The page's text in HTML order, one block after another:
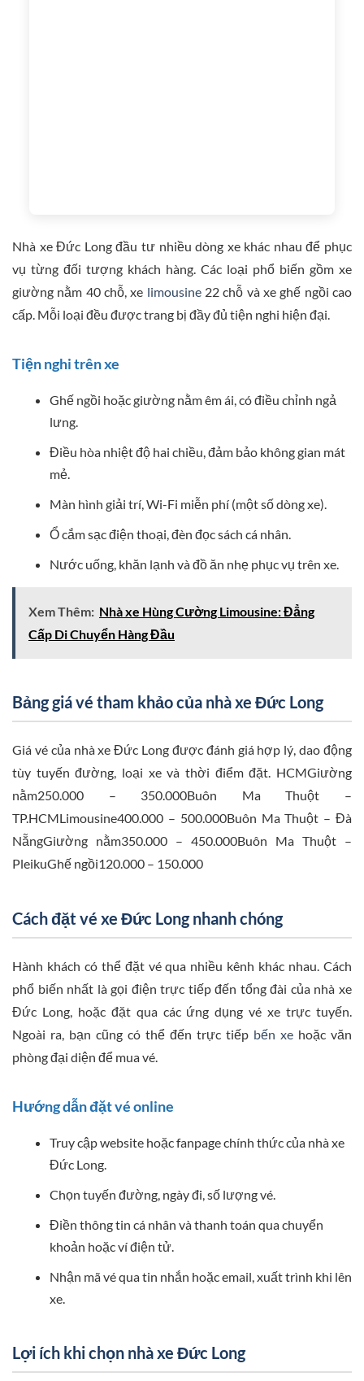
Nhà xe Đức Long đầu tư nhiều dòng xe khác nhau để phục
vụ từng đối tượng khách hàng. Các loại phổ biến gồm xe
giường nằm 40 chỗ, xe limousine22 chỗ và xe ghế ngồi cao
cấp. Mỗi loại đều được trang bị đầy đủ tiện nghi hiện đại.
Tiện nghi trên xe
Ghế ngồi hoặc giường nằm êm ái, có điều chỉnh ngả
lưng.
Điều hòa nhiệt độ hai chiều, đảm bảo không gian mát
mẻ.
Màn hình giải trí, Wi-Fi miễn phí (một số dòng xe).
Ổ cắm sạc điện thoại, đèn đọc sách cá nhân.
Nước uống, khăn lạnh và đồ ăn nhẹ phục vụ trên xe.
Xem Thêm: Nhà xe Hùng Cường Limousine: Đẳng
Cấp Di Chuyển Hàng Đầu
Bảng giá vé tham khảo của nhà xe Đức Long
Giá vé của nhà xe Đức Long được đánh giá hợp lý, dao động
tùy tuyến đường, loại xe và thời điểm đặt. HCMGiường
nằm250.000 – 350.000Buôn Ma Thuột –
TP.HCMLimousine400.000 – 500.000Buôn Ma Thuột – Đà
NẵngGiường nằm350.000 – 450.000Buôn Ma Thuột –
PleikuGhế ngồi120.000 – 150.000
Cách đặt vé xe Đức Long nhanh chóng
Hành khách có thể đặt vé qua nhiều kênh khác nhau. Cách
phổ biến nhất là gọi điện trực tiếp đến tổng đài của nhà xe
Đức Long, hoặc đặt qua các ứng dụng vé xe trực tuyến.
Ngoài ra, bạn cũng có thể đến trực tiếp bến xe hoặc văn
phòng đại diện để mua vé.
Hướng dẫn đặt vé online
Truy cập website hoặc fanpage chính thức của nhà xe
Đức Long.
Chọn tuyến đường, ngày đi, số lượng vé.
Điền thông tin cá nhân và thanh toán qua chuyển
khoản hoặc ví điện tử.
Nhận mã vé qua tin nhắn hoặc email, xuất trình khi lên
xe.
Lợi ích khi chọn nhà xe Đức Long